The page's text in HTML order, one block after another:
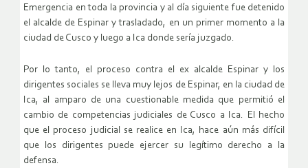
Emergencia en toda la provincia y al día siguiente fue detenido
el alcalde de Espinar y trasladado, en un primer momento a la
ciudad de Cusco y luego a Ica donde sería juzgado.
Por lo tanto, el proceso contra el ex alcalde Espinar y los
dirigentes sociales se lleva muy lejos de Espinar, en la ciudad de
Ica, al amparo de una cuestionable medida que permitió el
cambio de competencias judiciales de Cusco a Ica. El hecho
que el proceso judicial se realice en Ica, hace aún más difícil
que los dirigentes puede ejercer su legítimo derecho a la
defensa.